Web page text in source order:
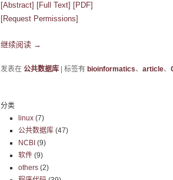
[Abstract] [Full Text] [PDF]
[Request Permissions]
继续阅读 →
发表在 公共数据库 标签有 bioinformatics、 article、
分类
linux(7)
公共数据库(47)
NCBI(9)
软件(9)
others(2)